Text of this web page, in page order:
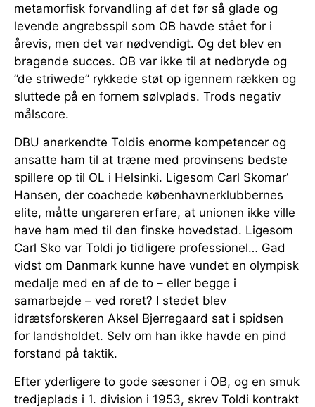
metamorfisk forvandling af det før så glade og
levende angrebsspil som OB havde stået for i
årevis, men det var nødvendigt. Og det blev en
bragende succes. OB var ikke til at nedbryde og
”de striwede” rykkede støt op igennem rækken og
sluttede på en fornem sølvplads. Trods negativ
målscore.
DBU anerkendte Toldis enorme kompetencer og
ansatte ham til at træne med provinsens bedste
spillere op til OL i Helsinki. Ligesom Carl Skomar’
Hansen, der coachede københavnerklubbernes
elite, måtte ungareren erfare, at unionen ikke ville
have ham med til den finske hovedstad. Ligesom
Carl Sko var Toldi jo tidligere professionel… Gad
vidst om Danmark kunne have vundet en olympisk
medalje med en af de to – eller begge i
samarbejde – ved roret? I stedet blev
idrætsforskeren Aksel Bjerregaard sat i spidsen
for landsholdet. Selv om han ikke havde en pind
forstand på taktik.
Efter yderligere to gode sæsoner i OB, og en smuk
tredjeplads i 1. division i 1953, skrev Toldi kontrakt